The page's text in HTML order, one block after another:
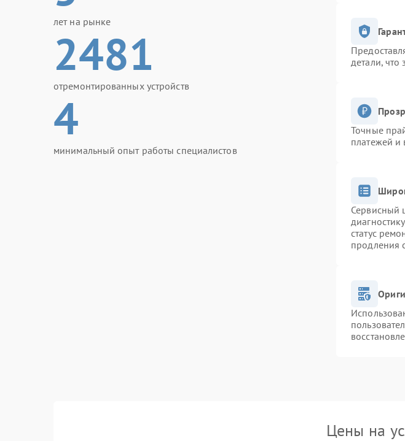
лет на рынке
2481
отремонтированных устройств
4
минимальный опыт работы специалистов
детали,
Точные
платежей и
Сервисный
статус
продления
Цены на